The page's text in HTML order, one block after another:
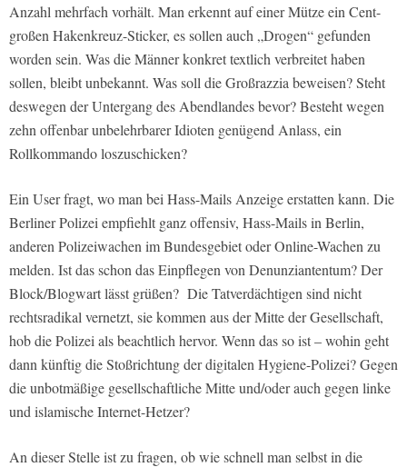
Anzahl mehrfach vorhält. Man erkennt auf einer Mütze ein Cent-
großen Hakenkreuz-Sticker, es sollen auch „Drogen“ gefunden
worden sein. Was die Männer konkret textlich verbreitet haben
sollen, bleibt unbekannt. Was soll die Großrazzia beweisen? Steht
deswegen der Untergang des Abendlandes bevor? Besteht wegen
zehn offenbar unbelehrbarer Idioten genügend Anlass, ein
Rollkommando loszuschicken?
Ein User fragt, wo man bei Hass-Mails Anzeige erstatten kann. Die
Berliner Polizei empfiehlt ganz offensiv, Hass-Mails in Berlin,
anderen Polizeiwachen im Bundesgebiet oder Online-Wachen zu
melden. Ist das schon das Einpflegen von Denunziantentum? Der
Block/Blogwart lässt grüßen? Die Tatverdächtigen sind nicht
rechtsradikal vernetzt, sie kommen aus der Mitte der Gesellschaft,
hob die Polizei als beachtlich hervor. Wenn das so ist – wohin geht
dann künftig die Stoßrichtung der digitalen Hygiene-Polizei? Gegen
die unbotmäßige gesellschaftliche Mitte und/oder auch gegen linke
und islamische Internet-Hetzer?
An dieser Stelle ist zu fragen, ob wie schnell man selbst in die